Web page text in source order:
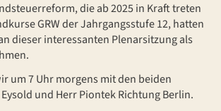
die ab 2025 in Kraft treten
GRW der Jahrgangsstufe 12, hatten
dieser interessanten Plenarsitzung als
um 7 Uhr morgens mit den beiden
und Herr Piontek Richtung Berlin.